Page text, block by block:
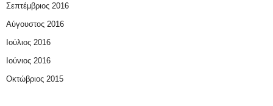
Σεπτέμβριος 2016
Αύγουστος 2016
Ιούλιος 2016
Ιούνιος 2016
Οκτώβριος 2015